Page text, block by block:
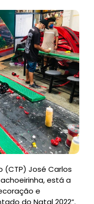
(CTP) José Carlos
está a
e
do Natal 2022”.